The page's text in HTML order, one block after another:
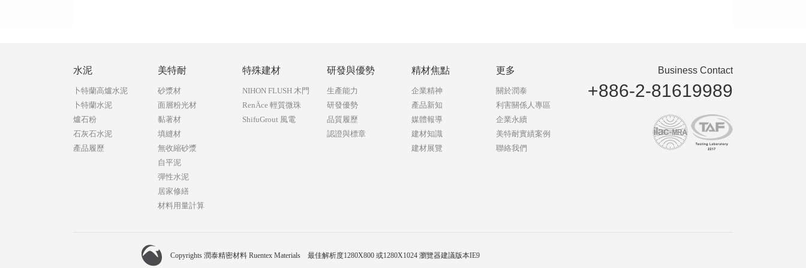
水泥
卜特蘭高爐水泥
卜特蘭水泥
爐石粉
石灰石水泥
產品履歷
美特耐
砂漿材
面層粉光材
黏著材
填縫材
無收縮砂漿
自平泥
彈性水泥
居家修繕
材料用量計算
特殊建材
NIHON FLUSH 木門
RenÄce 輕質微珠
ShifuGrout 風電
研發與優勢
生產能力
研發優勢
品質履歷
認證與標章
精材焦點
企業精神
產品新知
媒體報導
建材知識
建材展覽
更多
關於潤泰
利害關係人專區
企業永續
美特耐實績案例
聯絡我們
Business Contact
+886-2-81619989
Copyrights 潤泰精密材料 Ruentex Materials 最佳解析度1280X800 或1280X1024 瀏覽器建議版本IE9